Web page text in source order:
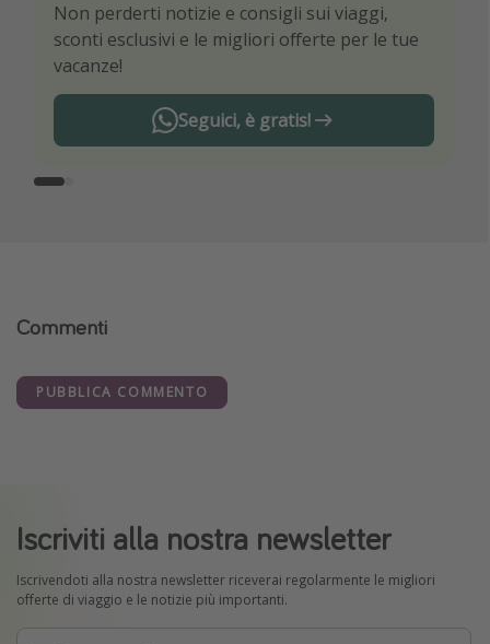
Non perderti notizie e consigli sui viaggi,
sconti esclusivi e le migliori offerte per le tue
vacanze!
Seguici, è gratis!
Sii il primo a conoscere le migliori offerte di
viaggio
Commenti
PUBBLICA COMMENTO
Iscriviti alla nostra newsletter
Iscrivendoti alla nostra newsletter riceverai regolarmente le migliori
offerte di viaggio e le notizie più importanti.